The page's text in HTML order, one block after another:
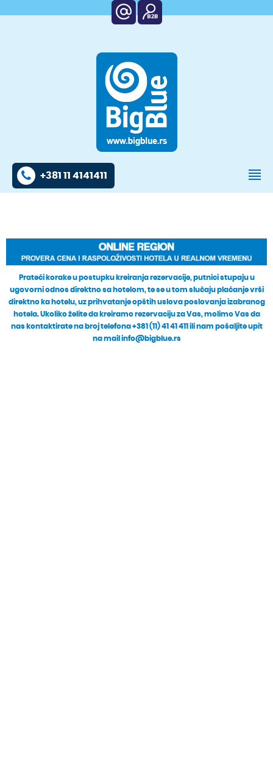
+381 11 4141411
Prateći korake u postupku kreiranja rezervacije, putnici stupaju u
ugovorni odnos direktno sa hotelom, te se u tom slučaju plaćanje vrši
direktno ka hotelu, uz prihvatanje opštih uslova poslovanja izabranog
hotela. Ukoliko želite da kreiramo rezervaciju za Vas, molimo Vas da
nas kontaktirate na broj telefona +381 (11) 41 41 411 ili nam pošaljite upit
na mail info@bigblue.rs